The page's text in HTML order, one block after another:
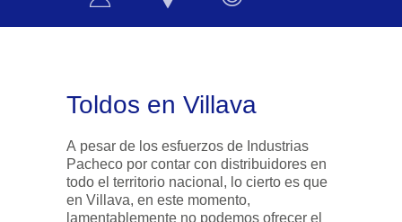
Toldos en Villava
A pesar de los esfuerzos de Industrias
Pacheco por contar con distribuidores en
todo el territorio nacional, lo cierto es que
en Villava, en este momento,
lamentablemente no podemos ofrecer el